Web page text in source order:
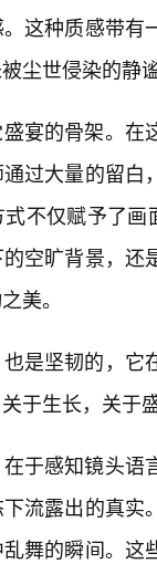
这种质感带
尘世侵染的静
宴的骨架。在
过大量的留
不仅赋予了
空旷背景，
美。
是坚韧的，它
于生长，关于
于感知镜头
流露出的真
舞的瞬间。